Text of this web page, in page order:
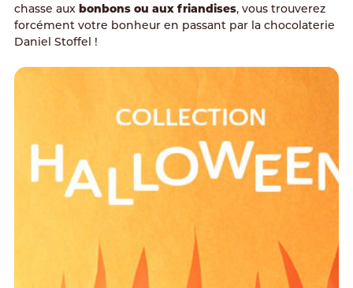
chasse aux bonbons ou aux friandises, vous trouverez
forcément votre bonheur en passant par la chocolaterie
Daniel Stoffel !